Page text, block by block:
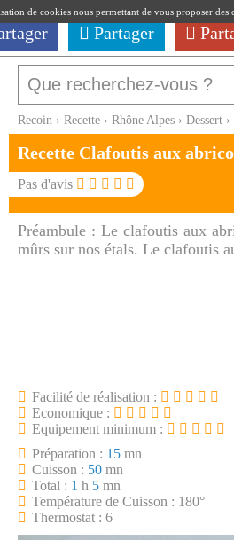
Partager
Recoin › Recette › Rhône Alpes › Dessert ›
Recette Clafoutis aux
Pas d'avis
Préambule :Le clafoutis aux
mûrs sur nos étals. Le clafoutis
Facilité de réalisation :
Economique :
Equipement minimum :
Préparation : 15 mn
Cuisson : 50 mn
Total : 1 h 5 mn
Température de Cuisson : 180°
Thermostat : 6
de cookies nous permettant de vous proposer des